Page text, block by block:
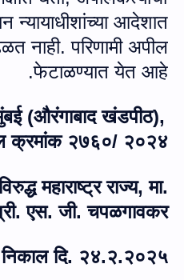
न्यायाधीशांच्या आदेशात
नाही. परिणामी अपील
फेटाळण्‍यात येत आहे.
(औरंगाबाद खंडपीठ),
क्रमांक २७६०/ २०२४
महाराष्ट्र राज्य, मा.
एस. जी. चपळगावकर.
निकाल दि. २४.२.२०२५